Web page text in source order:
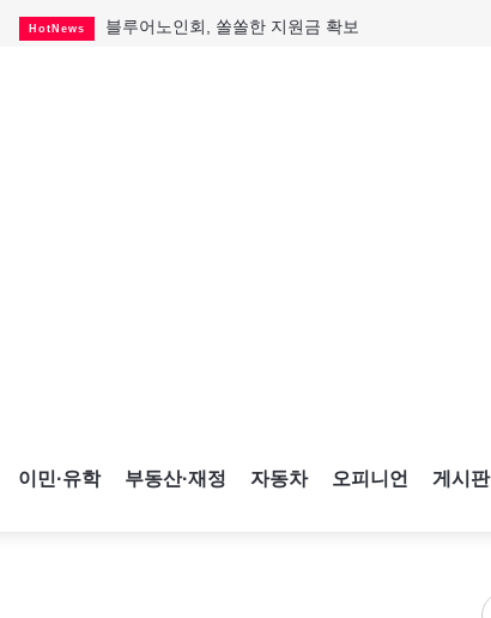
HotNews 블루어노인회, 쏠쏠한 지원금 확보
이민·유학 부동산·재정 자동차 오피니언 게시판